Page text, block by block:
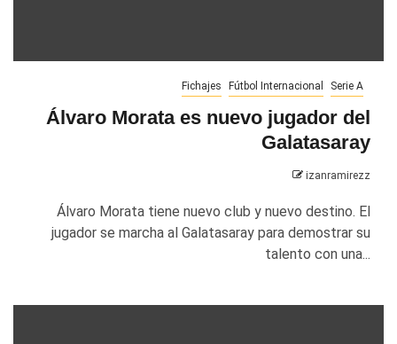
Fichajes Fútbol Internacional Serie A
Álvaro Morata es nuevo jugador del
Galatasaray
izanramirezz
Álvaro Morata tiene nuevo club y nuevo destino. El
jugador se marcha al Galatasaray para demostrar su
talento con una...